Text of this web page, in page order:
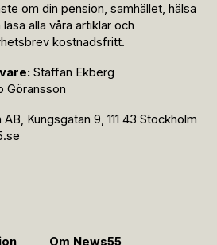
om din pension, samhället, hälsa
alla våra artiklar och
kostnadsfritt.
Staffan Ekberg
Göransson
Kungsgatan 9, 111 43 Stockholm
Om News55